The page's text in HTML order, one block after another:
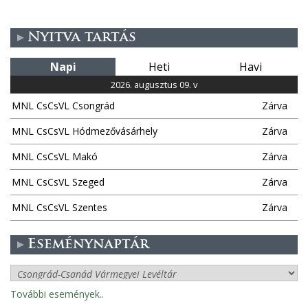
a
l
a
k
Nyitva tartás
Napi Heti Havi
2026. augusztus 09. v
MNL CsCsVL Csongrád
Zárva
MNL CsCsVL Hódmezővásárhely
Zárva
MNL CsCsVL Makó
Zárva
MNL CsCsVL Szeged
Zárva
MNL CsCsVL Szentes
Zárva
Eseménynaptár
További események..